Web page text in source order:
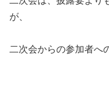
が、
二次会からの参加者へ